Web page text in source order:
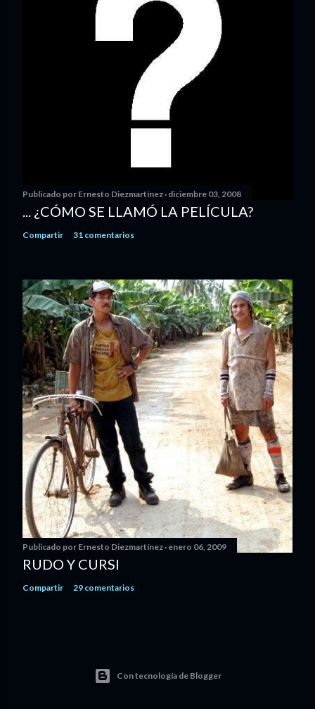
Publicado por Ernesto Diezmartínez diciembre 03, 2008
... ¿CÓMO SE LLAMÓ LA PELÍCULA?
Compartir 31 comentarios
Publicado por Ernesto Diezmartínez enero 06, 2009
RUDO Y CURSI
Compartir 29 comentarios
Con tecnología de Blogger